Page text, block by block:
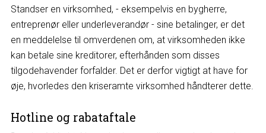
Standser en virksomhed, - eksempelvis en bygherre,
entreprenør eller underleverandør - sine betalinger, er det
en meddelelse til omverdenen om, at virksomheden ikke
kan betale sine kreditorer, efterhånden som disses
tilgodehavender forfalder. Det er derfor vigtigt at have for
øje, hvorledes den kriseramte virksomhed håndterer dette.
Hotline og rabataftale